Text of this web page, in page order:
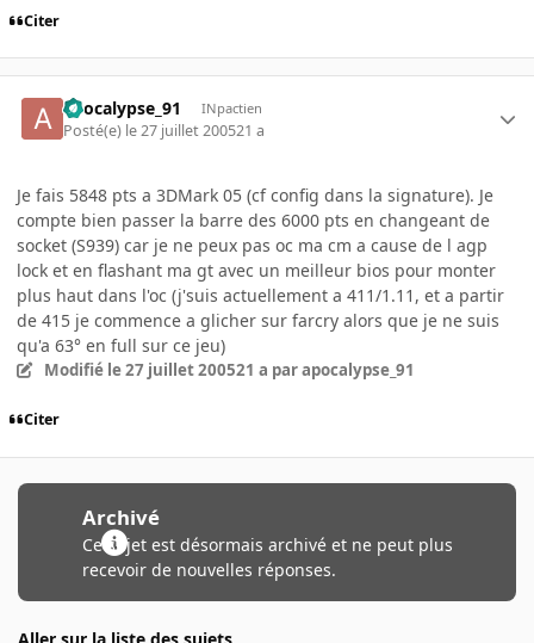
Citer
apocalypse_91 INpactien
Posté(e) le 27 juillet 200521 a
Je fais 5848 pts a 3DMark 05 (cf config dans la signature). Je
compte bien passer la barre des 6000 pts en changeant de
socket (S939) car je ne peux pas oc ma cm a cause de l agp
lock et en flashant ma gt avec un meilleur bios pour monter
plus haut dans l'oc (j'suis actuellement a 411/1.11, et a partir
de 415 je commence a glicher sur farcry alors que je ne suis
qu'a 63° en full sur ce jeu)
Modifié le 27 juillet 200521 a par apocalypse_91
Citer
Archivé
Ce sujet est désormais archivé et ne peut plus
recevoir de nouvelles réponses.
Aller sur la liste des sujets